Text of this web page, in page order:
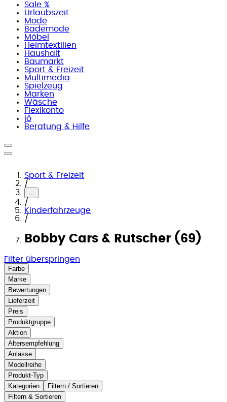
Sale %
Urlaubszeit
Mode
Bademode
Möbel
Heimtextilien
Haushalt
Baumarkt
Sport & Freizeit
Multimedia
Spielzeug
Marken
Wäsche
Flexikonto
jö
Beratung & Hilfe
Sport & Freizeit
/
...
/
Kinderfahrzeuge
/
Bobby Cars & Rutscher (69)
Filter überspringen
Farbe
Marke
Bewertungen
Lieferzeit
Preis
Produktgruppe
Aktion
Altersempfehlung
Anlässe
Modellreihe
Produkt-Typ
Kategorien
Filtern / Sortieren
Filtern & Sortieren